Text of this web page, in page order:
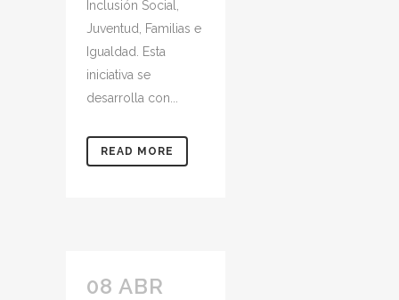
Inclusión Social,
Juventud, Familias e
Igualdad. Esta
iniciativa se
desarrolla con...
READ MORE
08 ABR